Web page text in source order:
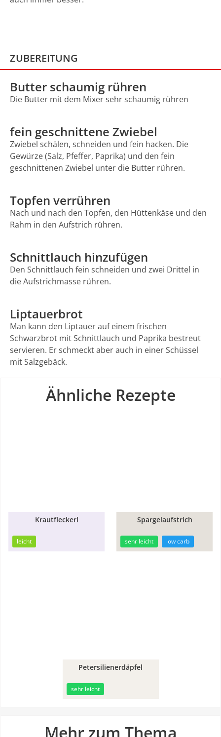
ZUBEREITUNG
Butter schaumig rühren
Die Butter mit dem Mixer sehr schaumig rühren
fein geschnittene Zwiebel
Zwiebel schälen, schneiden und fein hacken. Die
Gewürze (Salz, Pfeffer, Paprika) und den fein
geschnittenen Zwiebel unter die Butter rühren.
Topfen verrühren
Nach und nach den Topfen, den Hüttenkäse und den
Rahm in den Aufstrich rühren.
Schnittlauch hinzufügen
Den Schnittlauch fein schneiden und zwei Drittel in
die Aufstrichmasse rühren.
Liptauerbrot
Man kann den Liptauer auf einem frischen
Schwarzbrot mit Schnittlauch und Paprika bestreut
servieren. Er schmeckt aber auch in einer Schüssel
mit Salzgebäck.
Ähnliche Rezepte
Krautfleckerl
leicht
Spargelaufstrich
sehr leicht low carb
Petersilienerdäpfel
sehr leicht
Mehr zum Thema